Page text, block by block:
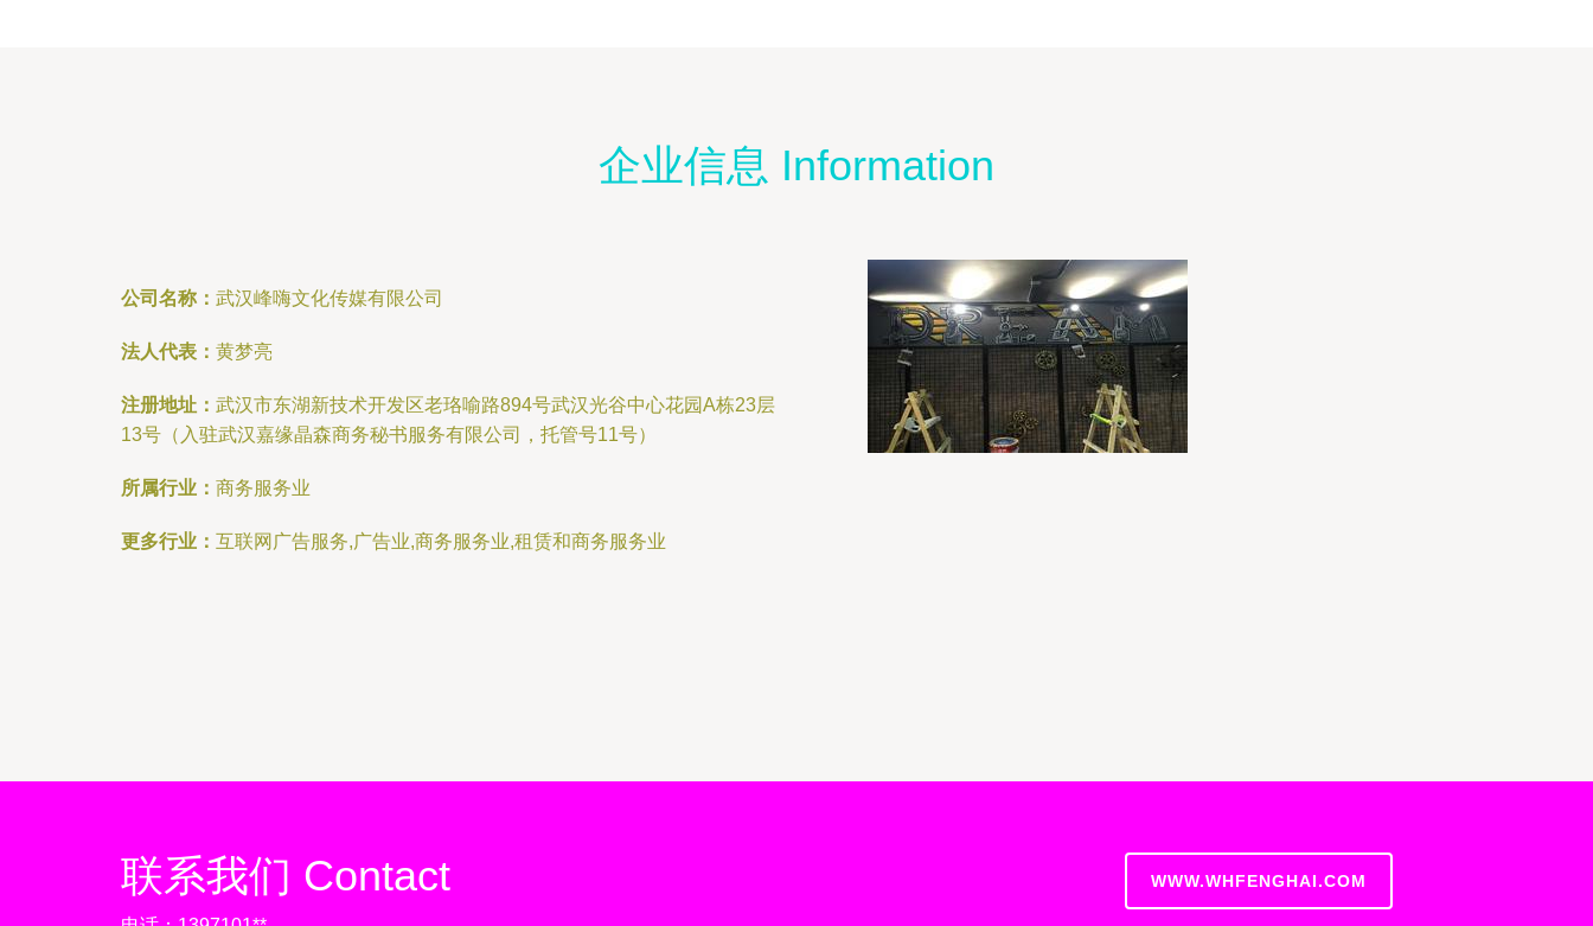
企业信息 Information
公司名称： 武汉峰嗨文化传媒有限公司
法人代表： 黄梦亮
注册地址： 武汉市东湖新技术开发区老珞喻路894号武汉光谷中心花园A栋23层
13号（入驻武汉嘉缘晶森商务秘书服务有限公司，托管号11号）
所属行业： 商务服务业
更多行业： 互联网广告服务,广告业,商务服务业,租赁和商务服务业
联系我们 Contact WWW.WHFENGHAI.COM